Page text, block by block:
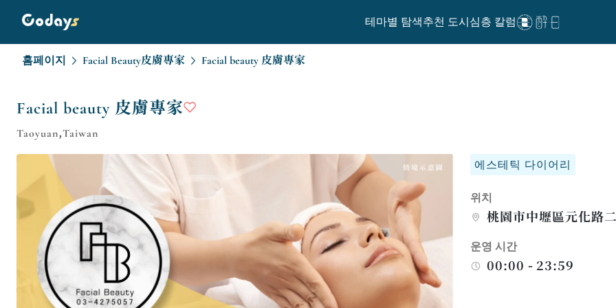
테마별 탐색추천 도시심층 칼럼
홈페이지 Facial Beauty皮膚專家 Facial beauty 皮膚專家
Facial beauty 皮膚專家
Taoyuan,Taiwan
에스테틱 다이어리
위치
桃園市中壢區元化路
운영 시간
00:00 - 23:59